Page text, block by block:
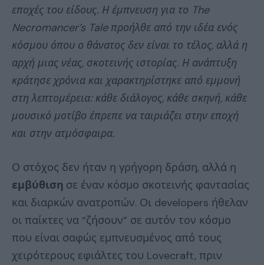
εποχές του είδους. Η έμπνευση για το The
Necromancer’s Tale προήλθε από την ιδέα ενός
κόσμου όπου ο θάνατος δεν είναι το τέλος, αλλά η
αρχή μιας νέας, σκοτεινής ιστορίας. Η ανάπτυξη
κράτησε χρόνια και χαρακτηρίστηκε από εμμονή
στη λεπτομέρεια: κάθε διάλογος, κάθε σκηνή, κάθε
μουσικό μοτίβο έπρεπε να ταιριάζει στην εποχή
και στην ατμόσφαιρα.
Ο στόχος δεν ήταν η γρήγορη δράση, αλλά η
εμβύθιση σε έναν κόσμο σκοτεινής φαντασίας
και διαρκών ανατροπών. Οι developers ήθελαν
οι παίκτες να “ζήσουν” σε αυτόν τον κόσμο
που είναι σαφώς εμπνευσμένος από τους
χειρότερους εφιάλτες του Lovecraft, πριν